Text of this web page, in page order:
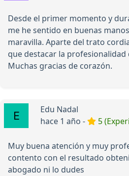
Desde el primer momento y
me he sentido en buenas
maravilla. Aparte del trato
que destacar la profesionalidad
Muchas gracias de corazón.
Edu Nadal
hace 1 año -
5
Muy buena atención y muy
contento con el resultado
abogado ni lo dudes